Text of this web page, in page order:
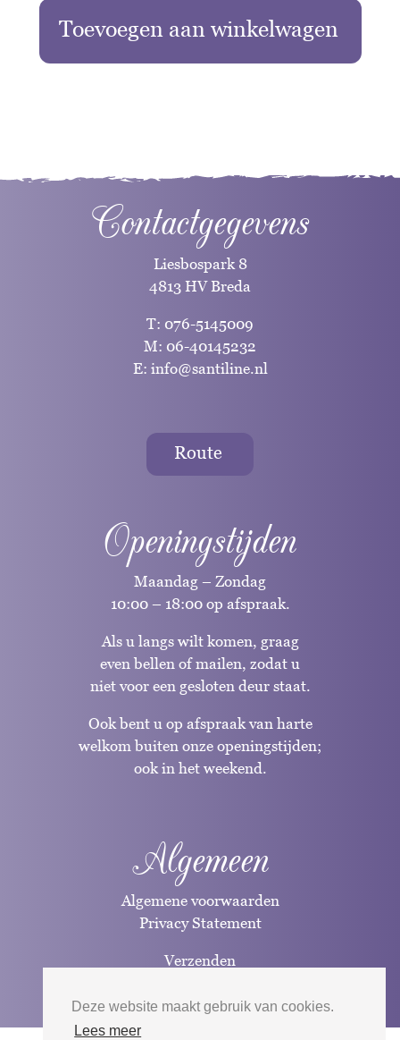
Deze website maakt gebruik van cookies.
Lees meer
Toevoegen aan winkelwagen
Contactgegevens
Liesbospark 8
4813 HV Breda
T: 076-5145009
M: 06-40145232
E: info@santiline.nl
Route
Openingstijden
Maandag – Zondag
10:00 – 18:00 op afspraak.
Als u langs wilt komen, graag
even bellen of mailen, zodat u
niet voor een gesloten deur staat.
Ook bent u op afspraak van harte
welkom buiten onze openingstijden;
ook in het weekend.
Algemeen
Algemene voorwaarden
Privacy Statement
Verzenden